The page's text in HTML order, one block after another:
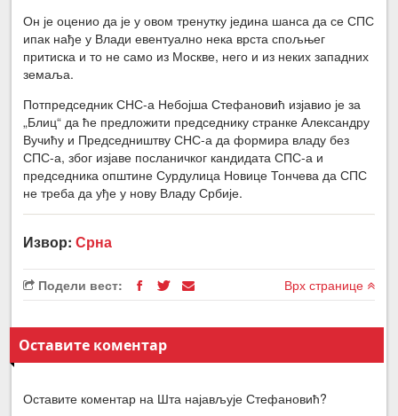
Он је оценио да је у овом тренутку једина шанса да се СПС
ипак нађе у Влади евентуално нека врста спољњег
притиска и то не само из Москве, него и из неких западних
земаља.
Потпредседник СНС-а Небојша Стефановић изјавио је за
„Блиц“ да ће предложити председнику странке Александру
Вучићу и Председништву СНС-а да формира владу без
СПС-а, због изјаве посланичког кандидата СПС-а и
председника општине Сурдулица Новице Тончева да СПС
не треба да уђе у нову Владу Србије.
Извор:Срна
Подели вест: Врх странице
Оставите коментар
Оставите коментар на Шта најављује Стефановић?